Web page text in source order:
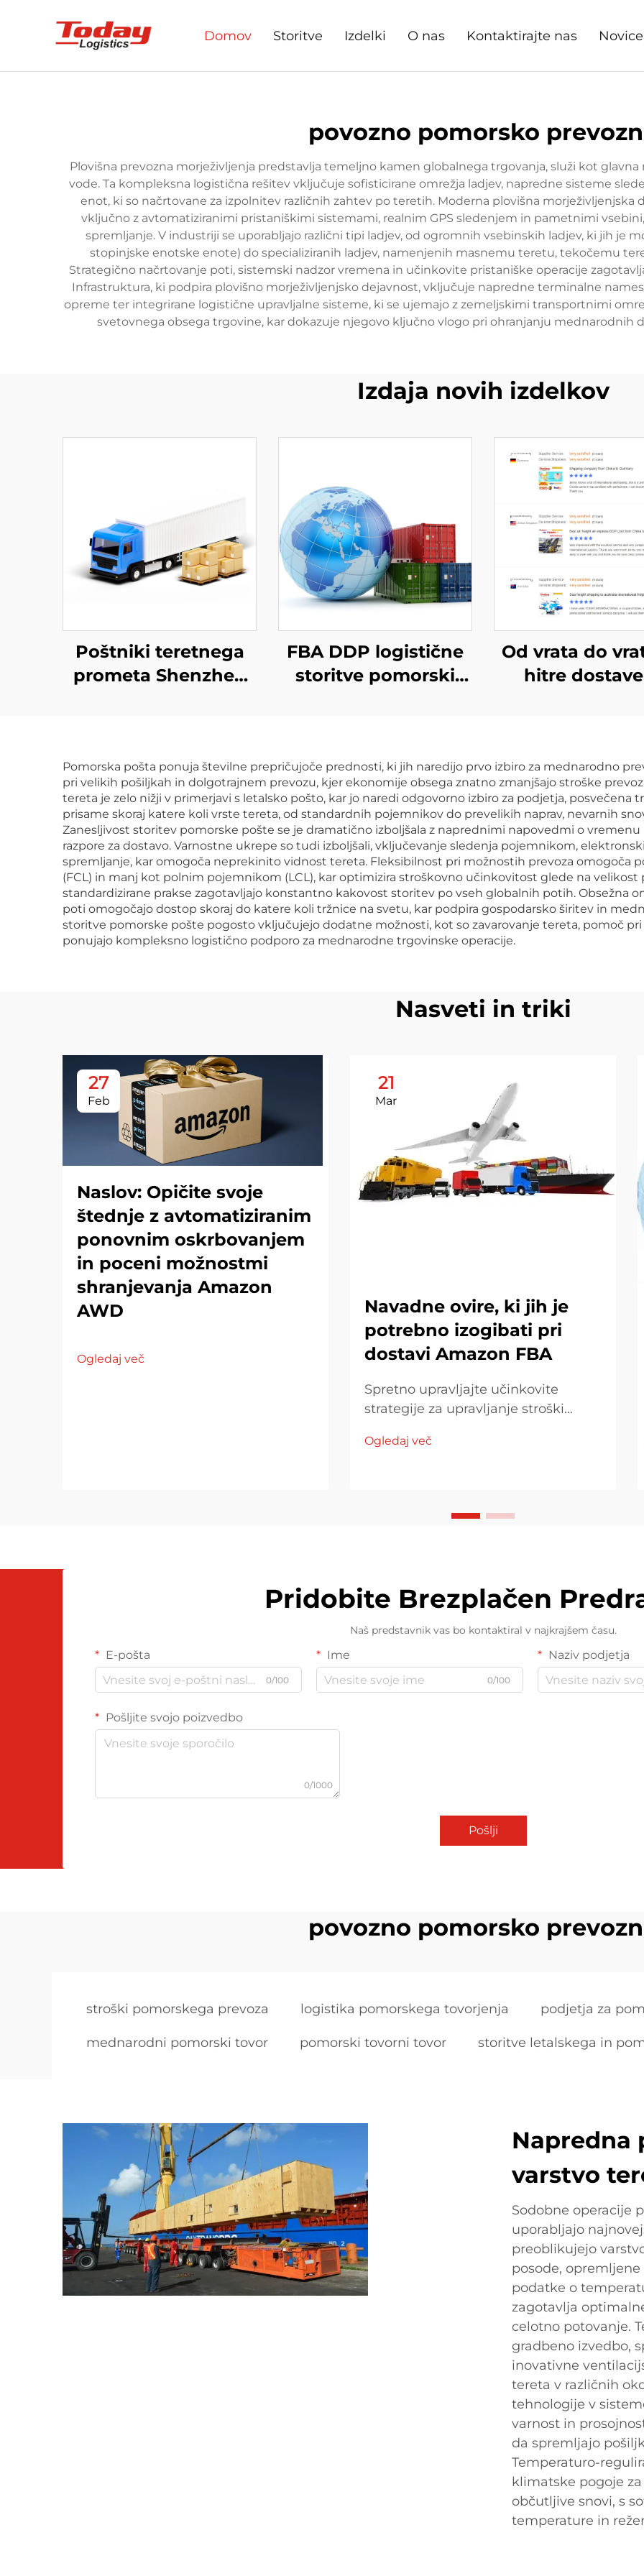
Domov Storitve Izdelki O nas Kontaktirajte nas Novice
povozno pomorsko
Plovišna prevozna morježivljenja predstavlja temeljno kamen globalnega trgovanja, služi kot
vode. Ta kompleksna logistična rešitev vključuje sofisticirane omrežja ladjev, napredne sisteme
enot, ki so načrtovane za izpolnitev različnih zahtev po teretih. Moderna plovišna morježivljenjska
vključno z avtomatiziranimi pristaniškimi sistemami, realnim GPS sledenjem in pametnimi
spremljanje. V industriji se uporabljajo različni tipi ladjev, od ogromnih vsebinskih ladjev, ki jih je
stopinjske enotske enote) do specializiranih ladjev, namenjenih masnemu teretu, tekočemu
Strategično načrtovanje poti, sistemski nadzor vremena in učinkovite pristaniške operacije
Infrastruktura, ki podpira plovišno morježivljenjsko dejavnost, vključuje napredne terminalne
opreme ter integrirane logistične upravljalne sisteme, ki se ujemajo z zemeljskimi transportnimi
svetovnega obsega trgovine, kar dokazuje njegovo ključno vlogo pri ohranjanju mednarodnih
Izdaja novih izdelkov
Poštniki teretnega
prometa Shenzhen
dni Globalni kupci
FBA DDP logistične
storitve pomorski
povsemirni pošilnik
iz Kitajske v ZDA
Od vrata do
hitre
povsemirno
pošiljanje iz
v Kanado
Pomorska pošta ponuja številne prepričujoče prednosti, ki jih naredijo prvo izbiro za mednarodno
pri velikih pošiljkah in dolgotrajnem prevozu, kjer ekonomije obsega znatno zmanjšajo stroške
tereta je zelo nižji v primerjavi s letalsko pošto, kar jo naredi odgovorno izbiro za podjetja, posvečena
prisame skoraj katere koli vrste tereta, od standardnih pojemnikov do prevelikih naprav, nevarnih
Zanesljivost storitev pomorske pošte se je dramatično izboljšala z naprednimi napovedmi o
razpore za dostavo. Varnostne ukrepe so tudi izboljšali, vključevanje sledenja pojemnikom,
spremljanje, kar omogoča neprekinito vidnost tereta. Fleksibilnost pri možnostih prevoza
(FCL) in manj kot polnim pojemnikom (LCL), kar optimizira stroškovno učinkovitost glede na
standardizirane prakse zagotavljajo konstantno kakovost storitev po vseh globalnih potih. Obsežna
poti omogočajo dostop skoraj do katere koli tržnice na svetu, kar podpira gospodarsko širitev in
storitve pomorske pošte pogosto vključujejo dodatne možnosti, kot so zavarovanje tereta, pomoč
ponujajo kompleksno logistično podporo za mednarodne trgovinske operacije.
Nasveti in triki
27
Feb
Naslov: Opičite svoje
štednje z avtomatiziranim
ponovnim oskrbovanjem
in poceni možnostmi
shranjevanja Amazon
AWD
Ogledaj več
21
Mar
Navadne ovire, ki jih je
potrebno izogibati pri
dostavi Amazon FBA
Spretno upravljajte učinkovite
strategije za upravljanje stroški
skritim stroškom in optimizirajte
Ogledaj več
Pridobite Brezplačen
Naš predstavnik vas bo kontaktiral v najkrajšem času.
E-pošta
0/100
Ime
0/100
Naziv podjetja
Pošljite svojo poizvedbo
0/1000
Pošlji
povozno pomorsko
stroški pomorskega prevoza logistika pomorskega tovorjenja podjetja za
mednarodni pomorski tovor pomorski tovorni tovor storitve letalskega in
Napredna
varstvo
Sodobne operacije
uporabljajo
preoblikujejo
posode, opremljene
podatke o
zagotavlja
celotno potovanje.
gradbeno izvedbo,
inovativne
tereta v različnih
tehnologije v
varnost in
da spremljajo
Temperaturo-
klimatske pogoje
občutljive snovi, s
temperature in